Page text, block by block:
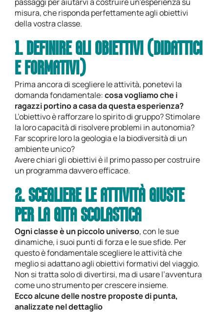
passaggi per aiutarvi a costruire un’esperienza su
misura, che risponda perfettamente agli obiettivi
della vostra classe.
1. DEFINIRE GLI OBIETTIVI (DIDATTICI
E FORMATIVI)
Prima ancora di scegliere le attività, ponetevi la
domanda fondamentale:cosa vogliamo che i
ragazzi portino a casa da questa esperienza?
L’obiettivo è rafforzare lo spirito di gruppo? Stimolare
la loro capacità di risolvere problemi in autonomia?
Far scoprire loro la geologia e la biodiversità di un
ambiente unico?
Avere chiari gli obiettivi è il primo passo per costruire
un programma davvero efficace.
2. SCEGLIERE LE ATTIVITÀ GIUSTE
PER LA GITA SCOLASTICA
Ogni classe è un piccolo universo, con le sue
dinamiche, i suoi punti di forza e le sue sfide. Per
questo è fondamentale scegliere le attività che
meglio si adattano agli obiettivi formativi del viaggio.
Non si tratta solo di divertirsi, ma di usare l’avventura
come uno strumento per crescere insieme.
Ecco alcune delle nostre proposte di punta,
analizzate nel dettaglio